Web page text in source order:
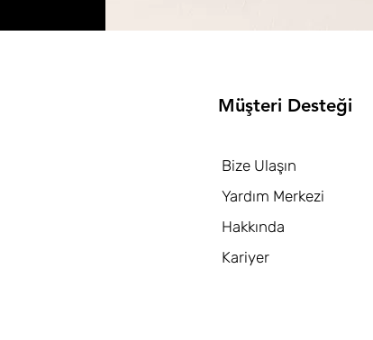
Müşteri Desteği
Bize Ulaşın
Yardım Merkezi
Hakkında
Kariyer